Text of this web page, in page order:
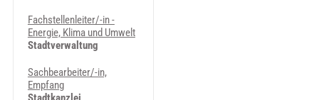
Fachstellenleiter/-in -
Energie, Klima und Umwelt
Stadtverwaltung
Sachbearbeiter/-in,
Empfang